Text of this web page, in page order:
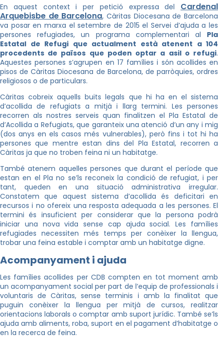
En aquest context i per petició expressa del Cardenal
Arquebisbe de Barcelona, Càritas Diocesana de Barcelona
va posar en marxa el setembre de 2015 el Servei d’ajuda a les
persones refugiades, un programa complementari al Pla
Estatal de Refugi que actualment està atenent a 104
procedents de països que poden optar a asil o refugi.
Aquestes persones s’agrupen en 17 famílies i són acollides en
pisos de Càritas Diocesana de Barcelona, de parròquies, ordres
religiosos o de particulars.
Càritas cobreix aquells buits legals que hi ha en el sistema
d’acollida de refugiats a mitjà i llarg termini. Les persones
recorren als nostres serveis quan finalitzen el Pla Estatal de
d’Acollida a Refugiats, que garanteix una atenció d’un any i mig
(dos anys en els casos més vulnerables), però fins i tot hi ha
persones que mentre estan dins del Pla Estatal, recorren a
Càritas ja que no troben feina ni un habitatge.
També atenem aquelles persones que durant el període que
estan en el Pla no se’ls reconeix la condició de refugiat, i per
tant, queden en una situació administrativa irregular.
Constatem que aquest sistema d’acollida és deficitari en
recursos i no ofereix una resposta adequada a les persones. El
termini és insuficient per considerar que la persona podrà
iniciar una nova vida sense cap ajuda social. Les famílies
refugiades necessiten més temps per conèixer la llengua,
trobar una feina estable i comptar amb un habitatge digne.
Acompanyament i ajuda
Les famílies acollides per CDB compten en tot moment amb
un acompanyament social per part de l’equip de professionals i
voluntaris de Càritas, sense terminis i amb la finalitat que
puguin conèixer la llengua per mitjà de cursos, realitzar
orientacions laborals o comptar amb suport jurídic. També se’ls
ajuda amb aliments, roba, suport en el pagament d’habitatge o
en la recerca de feina.